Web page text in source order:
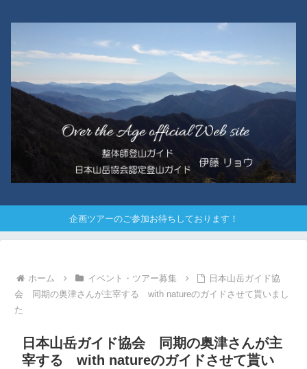
企画ツアーのご参加お待ちしております！
ホーム イベント・ツアー募集
日本山岳ガイド協
会 同期の奥津さんが主宰する with natureのガイドさせて貰いまし
た
日本山岳ガイド協会 同期の奥津さんが主
宰する with natureのガイドさせて貰い